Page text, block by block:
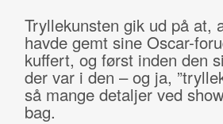
Tryllekunsten gik ud på
havde gemt sine Oscar-
kuffert, og først inden den
der var i den – og ja,
så mange detaljer ved
bag.